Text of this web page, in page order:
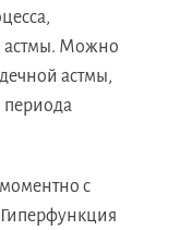
астмы. Можно
астмы,
периода
с